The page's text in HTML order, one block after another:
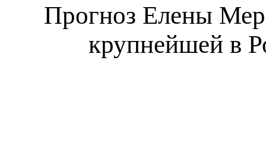
Прогноз Елены
крупнейшей в